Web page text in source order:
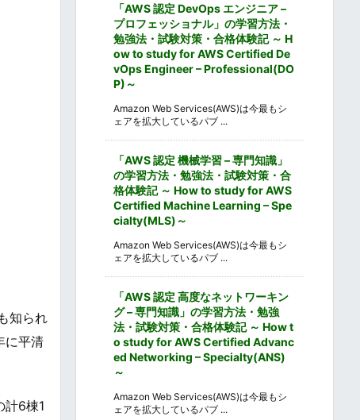
知られ
に平清
計6棟1
「AWS 認定 DevOps エンジニア –
プロフェッショナル」の学習方法・
勉強法・試験対策・合格体験記 ～ H
ow to study for AWS Certified De
vOps Engineer – Professional(DO
P)～
Amazon Web Services(AWS)は今最もシ
ェアを拡大しているパブ ...
「AWS 認定 機械学習 – 専門知識」
の学習方法・勉強法・試験対策・合
格体験記 ～ How to study for AWS
Certified Machine Learning – Spe
cialty(MLS)～
Amazon Web Services(AWS)は今最もシ
ェアを拡大しているパブ ...
「AWS 認定 高度なネットワーキン
グ – 専門知識」の学習方法・勉強
法・試験対策・合格体験記 ～ How t
o study for AWS Certified Advanc
ed Networking – Specialty(ANS)
～
Amazon Web Services(AWS)は今最もシ
ェアを拡大しているパブ ...